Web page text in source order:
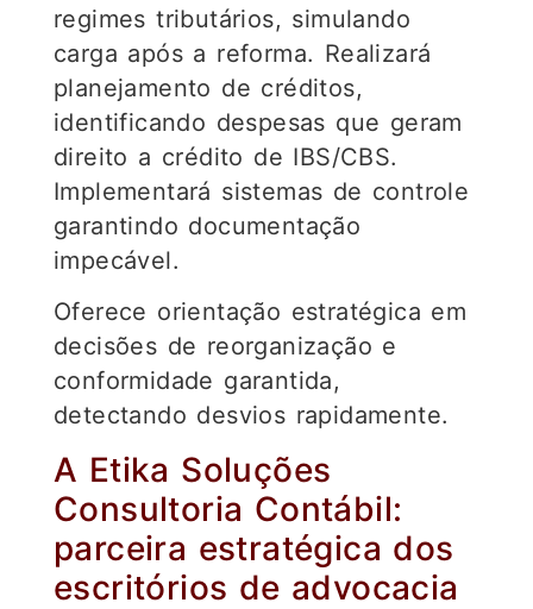
regimes tributários, simulando
carga após a reforma. Realizará
planejamento de créditos,
identificando despesas que geram
direito a crédito de IBS/CBS.
Implementará sistemas de controle
garantindo documentação
impecável.
Oferece orientação estratégica em
decisões de reorganização e
conformidade garantida,
detectando desvios rapidamente.
A Etika Soluções
Consultoria Contábil:
parceira estratégica dos
escritórios de advocacia